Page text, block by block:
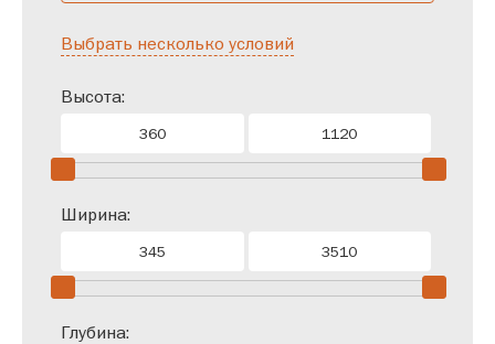
Выбрать несколько условий
Высота:
Ширина:
Глубина: